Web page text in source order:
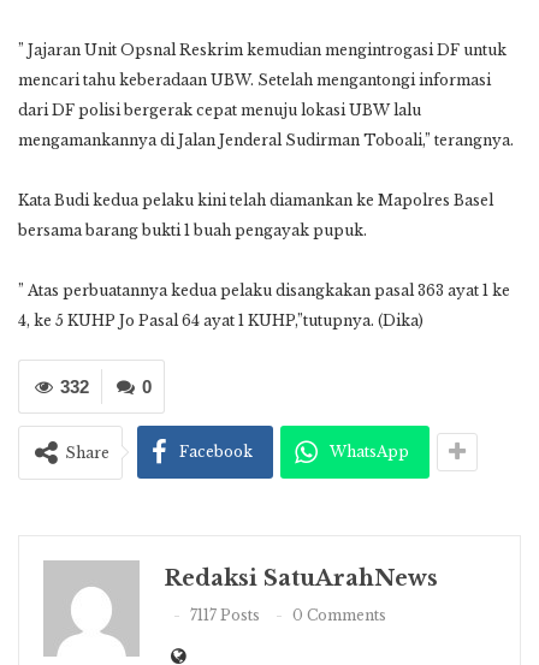
” Jajaran Unit Opsnal Reskrim kemudian mengintrogasi DF untuk
mencari tahu keberadaan UBW. Setelah mengantongi informasi
dari DF polisi bergerak cepat menuju lokasi UBW lalu
mengamankannya di Jalan Jenderal Sudirman Toboali,” terangnya.
Kata Budi kedua pelaku kini telah diamankan ke Mapolres Basel
bersama barang bukti 1 buah pengayak pupuk.
” Atas perbuatannya kedua pelaku disangkakan pasal 363 ayat 1 ke
4, ke 5 KUHP Jo Pasal 64 ayat 1 KUHP,”tutupnya. (Dika)
0
332
Share Facebook WhatsApp
Redaksi SatuArahNews
7117 Posts 0 Comments